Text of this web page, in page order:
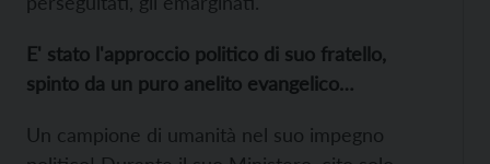
E' stato l'approccio politico di suo fratello,
spinto da un puro anelito evangelico…
Un campione di umanità nel suo impegno